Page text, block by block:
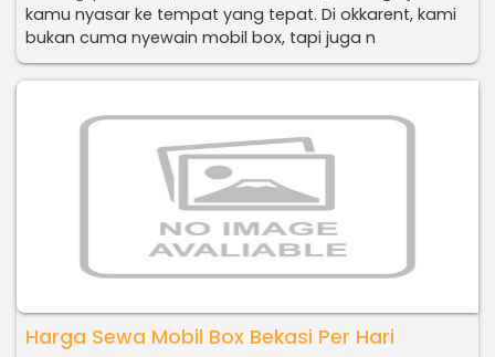
kamu nyasar ke tempat yang tepat. Di okkarent, kami
bukan cuma nyewain mobil box, tapi juga n
Harga Sewa Mobil Box Bekasi Per Hari